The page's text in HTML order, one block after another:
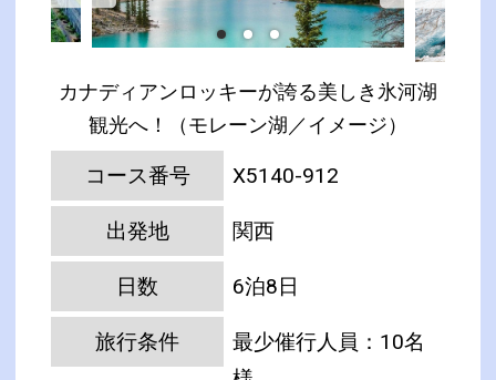
カナディアンロッキーが誇る美しき氷河湖
観光へ！（モレーン湖／イメージ）
コース番号 X5140-912
出発地 関西
日数 6泊8日
旅行条件
最少催行人員：10名